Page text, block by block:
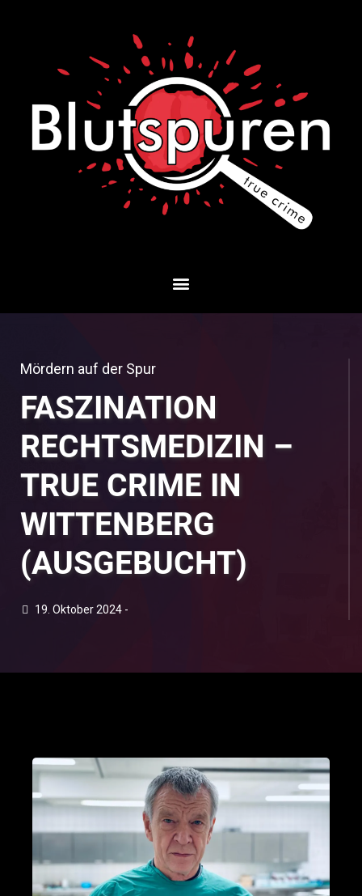
Mördern auf der Spur
FASZINATION
RECHTSMEDIZIN –
TRUE CRIME IN
WITTENBERG
(AUSGEBUCHT)
19. Oktober 2024 -